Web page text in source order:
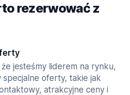
rezerwować z
że jesteśmy liderem na rynku,
specjalne oferty, takie jak
atrakcyjne ceny i